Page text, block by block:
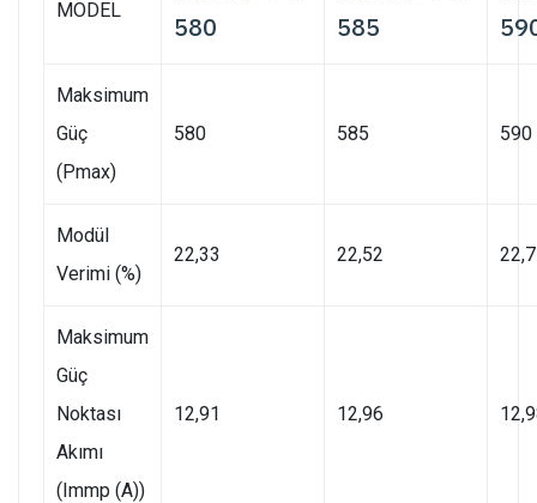
MODEL
580 585
Maksimum
Güç
(Pmax)
580 585 590
Modül
Verimi (%)
22,33 22,52
Maksimum
Güç
Noktası
Akımı
(Immp (A))
12,91 12,96